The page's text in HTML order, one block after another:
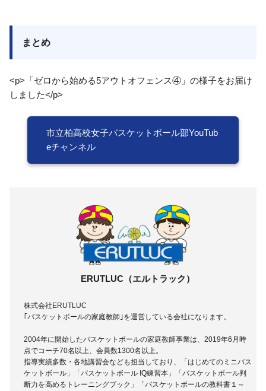
まとめ
<p>「ゼロから始める5アウトオフェンス④」の様子をお届け
しました</p>
市立柏高校女子バスケットボール部YouTub
eチャンネル
ERUTLUC（エルトラック）
株式会社ERUTLUC
｢バスケットボールの家庭教師｣を運営している会社になります。
2004年に開始したバスケットボールの家庭教師事業は、2019年6月時
点でコーチ70名以上、会員数1300名以上。
指導実績多数・各地講習会なども担当しており、「はじめてのミニバス
ケットボール」「バスケットボール IQ練習本」「バスケットボール判
断力を高めるトレーニングブック」「バスケットボールの教科書１～